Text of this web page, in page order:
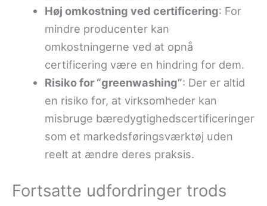
Høj omkostning ved certificering: For
mindre producenter kan
omkostningerne ved at opnå
certificering være en hindring for dem.
Risiko for “greenwashing”: Der er altid
en risiko for, at virksomheder kan
misbruge bæredygtighedscertificeringer
som et markedsføringsværktøj uden
reelt at ændre deres praksis.
Fortsatte udfordringer trods